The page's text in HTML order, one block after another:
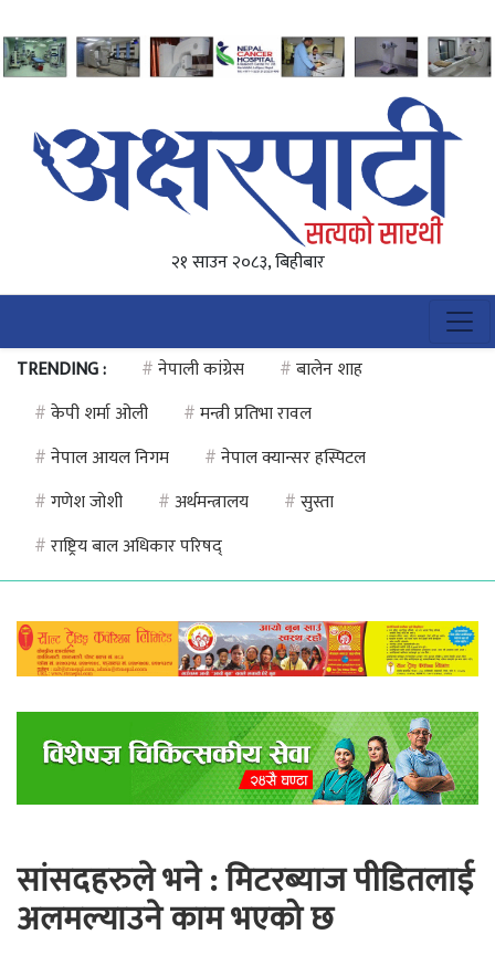
२१ साउन २०८३, बिहीबार
TRENDING : #नेपाली कांग्रेस #बालेन शाह
#केपी शर्मा ओली #मन्त्री प्रतिभा रावल
#नेपाल आयल निगम #नेपाल क्यान्सर हस्पिटल
#गणेश जोशी #अर्थमन्त्रालय #सुस्ता
#राष्ट्रिय बाल अधिकार परिषद्
सांसदहरुले भने : मिटरब्याज पीडितलाई
अलमल्याउने काम भएको छ